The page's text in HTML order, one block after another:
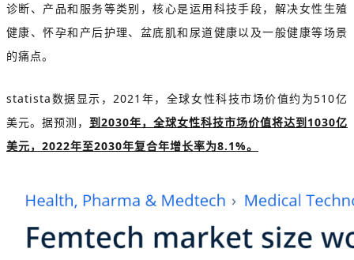
诊断、产品和服务等类别，核心是运用科技手段，解决女性生殖
健康、怀孕和产后护理、盆底肌和尿道健康以及一般健康等场景
的痛点。
statista数据显示，2021年，全球女性科技市场价值约为510亿
美元。据预测， 到2030年，全球女性科技市场价值将达到1030亿
美元，2022年至2030年复合年增长率为8.1%。